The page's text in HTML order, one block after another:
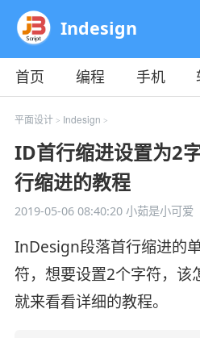
Indesign
首页 编程 手机
教程
平面
平面设计> Indesign >
ID首行缩进设置为2
行缩进的教程
2019-05-06 08:40:20小茹是小可爱
InDesign段落首行缩进的
符，想要设置2个字符，该
就来看看详细的教程。